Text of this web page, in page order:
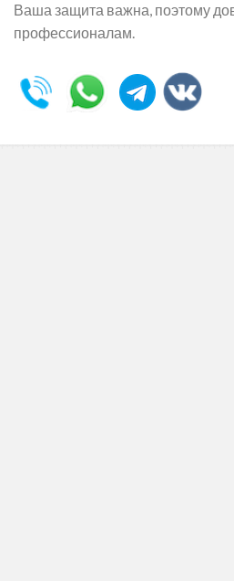
Ваша защита важна, поэтому
профессионалам.